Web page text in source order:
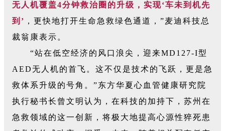
无人机覆盖4分钟救治圈的升级，实现‘车未到机先
到’ ，更快地打开生命急救绿色通道，”麦迪科技总
裁翁康表示。
“站在低空经济的风口浪尖，迎来MD127-I型
AED无人机的首飞。这不仅是技术的飞跃，更是急
救体系升级的号角。”东方华夏心血管健康研究院
执行秘书长曾文明认为，在科技的加持下，苏州在
急救领域的这一创新，将极大地提高心源性猝死患